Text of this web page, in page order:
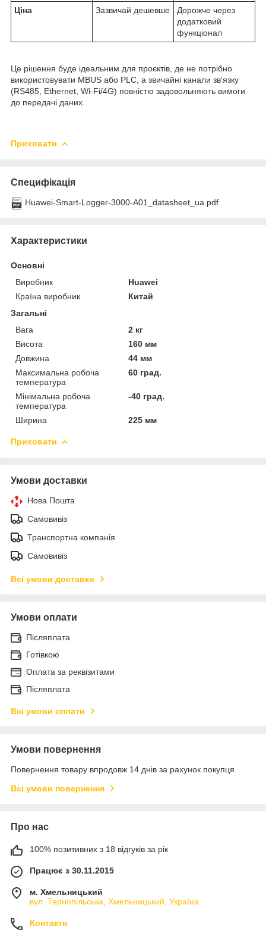
Ціна
Зазвичай дешевше
Дорожче через
додатковий
функціонал
Це рішення буде ідеальним для проєктів, де не потрібно
використовувати MBUS або PLC, а звичайні канали зв'язку
(RS485, Ethernet, Wi-Fi/4G) повністю задовольняють вимоги
до передачі даних.
Приховати
Специфікація
Huawei-Smart-Logger-3000-A01_datasheet_ua.pdf
Характеристики
Основні
Виробник
Huawei
Країна виробник
Китай
Загальні
Вага
2 кг
Висота
160 мм
Довжина
44 мм
Максимальна робоча
температура
60 град.
Мінімальна робоча
температура
-40 град.
Ширина 225 мм
Приховати
Умови доставки
Нова Пошта
Самовивіз
Транспортна компанія
Самовивіз
Всі умови доставки
Умови оплати
Післяплата
Готівкою
Оплата за реквізитами
Післяплата
Всі умови оплати
Умови повернення
Повернення товару впродовж 14 днів за рахунок покупця
Всі умови повернення
Про нас
100% позитивних з 18 відгуків за рік
Працює з 30.11.2015
м. Хмельницький
вул. Тернопільська, Хмельницький, Україна
Контакти